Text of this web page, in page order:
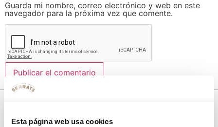
Esta página web usa cookies
Guarda mi nombre, correo electrónico y web en este
navegador para la próxima vez que comente.
10% de descuento